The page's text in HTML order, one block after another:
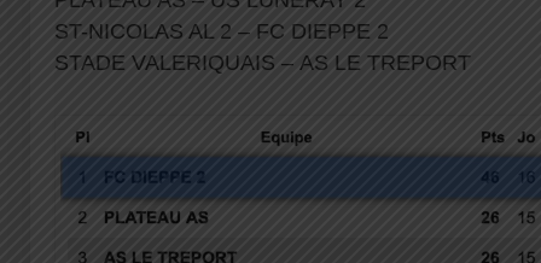
ST-NICOLAS AL 2 – FC DIEPPE 2
STADE VALERIQUAIS – AS LE TREPORT